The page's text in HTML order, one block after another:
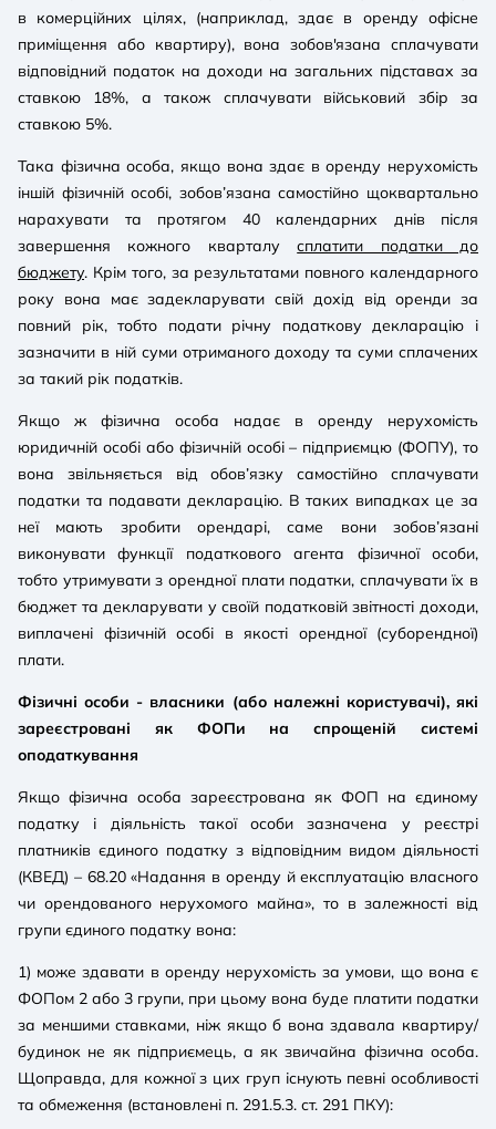
в комерційних цілях, (наприклад, здає в оренду офісне
приміщення або квартиру), вона зобов'язана сплачувати
відповідний податок на доходи на загальних підставах за
ставкою 18%, а також сплачувати військовий збір за
ставкою 5%.
Така фізична особа, якщо вона здає в оренду нерухомість
іншій фізичній особі, зобов’язана самостійно щоквартально
нарахувати та протягом 40 календарних днів після
завершення кожного кварталусплатити податки до
бюджету. Крім того, за результатами повного календарного
року вона має задекларувати свій дохід від оренди за
повний рік, тобто подати річну податкову декларацію і
зазначити в ній суми отриманого доходу та суми сплачених
за такий рік податків.
Якщо ж фізична особа надає в оренду нерухомість
юридичній особі або фізичній особі – підприємцю (ФОПУ), то
вона звільняється від обов’язку самостійно сплачувати
податки та подавати декларацію. В таких випадках це за
неї мають зробити орендарі, саме вони зобов’язані
виконувати функції податкового агента фізичної особи,
тобто утримувати з орендної плати податки, сплачувати їх в
бюджет та декларувати у своїй податковій звітності доходи,
виплачені фізичній особі в якості орендної (суборендної)
плати.
Фізичні особи - власники (або належні користувачі), які
зареєстровані як ФОПи на спрощеній системі
оподаткування
Якщо фізична особа зареєстрована як ФОП на єдиному
податку і діяльність такої особи зазначена у реєстрі
платників єдиного податку з відповідним видом діяльності
(КВЕД) – 68.20 «Надання в оренду й експлуатацію власного
чи орендованого нерухомого майна», то в залежності від
групи єдиного податку вона:
1) може здавати в оренду нерухомість за умови, що вона є
ФОПом 2 або 3 групи, при цьому вона буде платити податки
за меншими ставками, ніж якщо б вона здавала квартиру/
будинок не як підприємець, а як звичайна фізична особа.
Щоправда, для кожної з цих груп існують певні особливості
та обмеження (встановлені п. 291.5.3. ст. 291 ПКУ):